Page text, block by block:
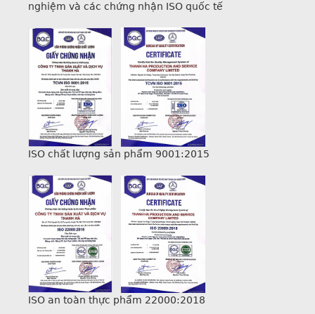
nghiệm và các chứng nhận ISO quốc tế
ISO chất lượng sản phẩm 9001:2015
ISO an toàn thực phẩm 22000:2018